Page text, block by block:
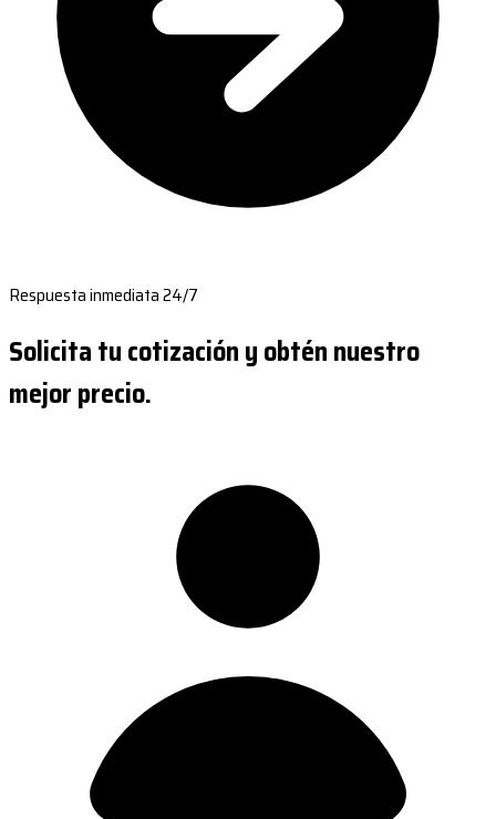
Respuesta inmediata 24/7
Solicita tu cotización y obtén nuestro
mejor precio.